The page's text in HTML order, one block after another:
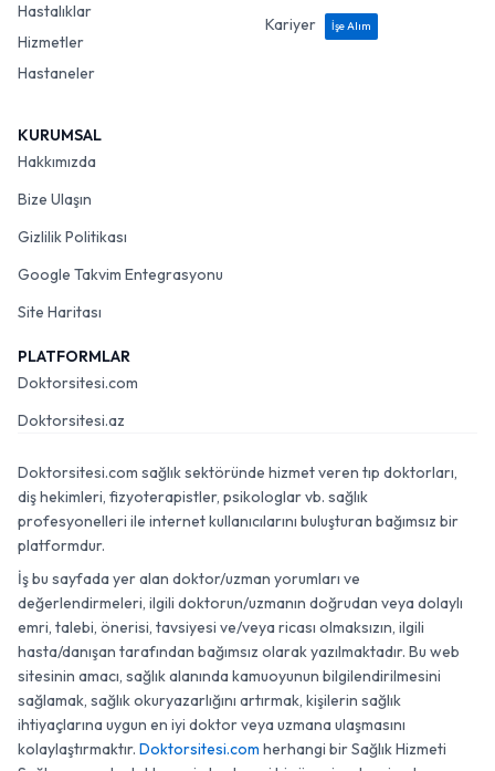
Hastalıklar
Hizmetler
Hastaneler
Kariyer
İşe Alım
KURUMSAL
Hakkımızda
Bize Ulaşın
Gizlilik Politikası
Google Takvim Entegrasyonu
Site Haritası
PLATFORMLAR
Doktorsitesi.com
Doktorsitesi.az
Doktorsitesi.com sağlık sektöründe hizmet veren tıp doktorları,
diş hekimleri, fizyoterapistler, psikologlar vb. sağlık
profesyonelleri ile internet kullanıcılarını buluşturan bağımsız bir
platformdur.
İş bu sayfada yer alan doktor/uzman yorumları ve
değerlendirmeleri, ilgili doktorun/uzmanın doğrudan veya dolaylı
emri, talebi, önerisi, tavsiyesi ve/veya ricası olmaksızın, ilgili
hasta/danışan tarafından bağımsız olarak yazılmaktadır. Bu web
sitesinin amacı, sağlık alanında kamuoyunun bilgilendirilmesini
sağlamak, sağlık okuryazarlığını artırmak, kişilerin sağlık
ihtiyaçlarına uygun en iyi doktor veya uzmana ulaşmasını
kolaylaştırmaktır. Doktorsitesi.com herhangi bir Sağlık Hizmeti